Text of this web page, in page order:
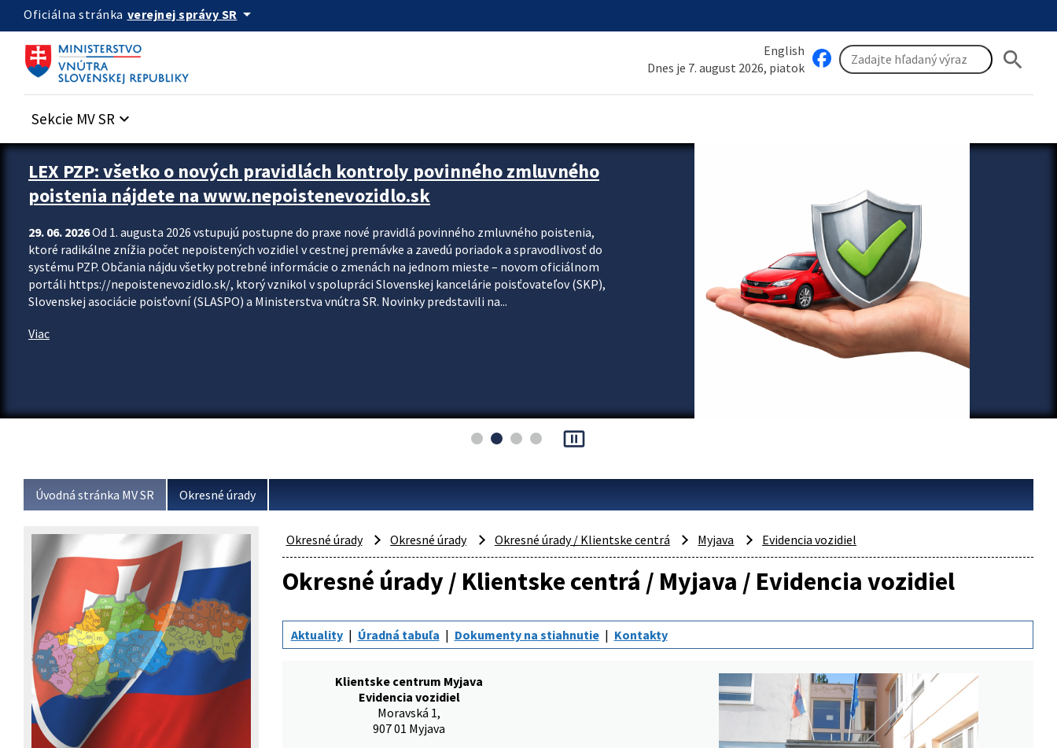
Preskocit na hlavný obsah
Oficiálna stránka verejnej správy SR arrow_drop_down
English
Dnes je 7. august 2026, piatok
search
Sekcie MV SR keyboard_arrow_down
Zastavit automatický posun upútavok
LEX PZP: všetko o nových pravidlách kontroly povinného zmluvného
poistenia nájdete na www.nepoistenevozidlo.sk
29. 06. 2026Od 1. augusta 2026 vstupujú postupne do praxe nové pravidlá povinného zmluvného poistenia,
ktoré radikálne znížia počet nepoistených vozidiel v cestnej premávke a zavedú poriadok a spravodlivosť do
systému PZP. Občania nájdu všetky potrebné informácie o zmenách na jednom mieste – novom oficiálnom
portáli https://nepoistenevozidlo.sk/, ktorý vznikol v spolupráci Slovenskej kancelárie poisťovateľov (SKP),
Slovenskej asociácie poisťovní (SLASPO) a Ministerstva vnútra SR. Novinky predstavili na...
Viac
pause_presentation
Úvodná stránka MV SR Okresné úrady
Okresné úrady Okresné úrady Okresné úrady / Klientske centrá Myjava Evidencia vozidiel
Okresné úrady / Klientske centrá / Myjava / Evidencia vozidiel
Aktuality Úradná tabuľa Dokumenty na stiahnutie Kontakty
Klientske centrum Myjava
Evidencia vozidiel
Moravská 1,
907 01 Myjava